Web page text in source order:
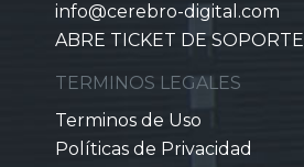
info@cerebro-digital.com
ABRE TICKET DE SOPORTE
TERMINOS LEGALES
Terminos de Uso
Políticas de Privacidad